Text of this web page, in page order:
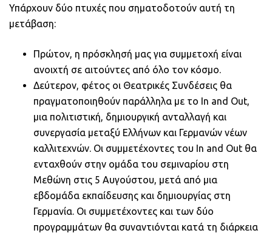
Υπάρχουν δύο πτυχές που σηματοδοτούν αυτή τη
μετάβαση:
Πρώτον, η πρόσκλησή μας για συμμετοχή είναι
ανοιχτή σε αιτούντες από όλο τον κόσμο.
Δεύτερον, φέτος οι Θεατρικές Συνδέσεις θα
πραγματοποιηθούν παράλληλα με το In and Out,
μια πολιτιστική, δημιουργική ανταλλαγή και
συνεργασία μεταξύ Ελλήνων και Γερμανών νέων
καλλιτεχνών. Οι συμμετέχοντες του In and Out θα
ενταχθούν στην ομάδα του σεμιναρίου στη
Μεθώνη στις 5 Αυγούστου, μετά από μια
εβδομάδα εκπαίδευσης και δημιουργίας στη
Γερμανία. Οι συμμετέχοντες και των δύο
προγραμμάτων θα συναντιόνται κατά τη διάρκεια